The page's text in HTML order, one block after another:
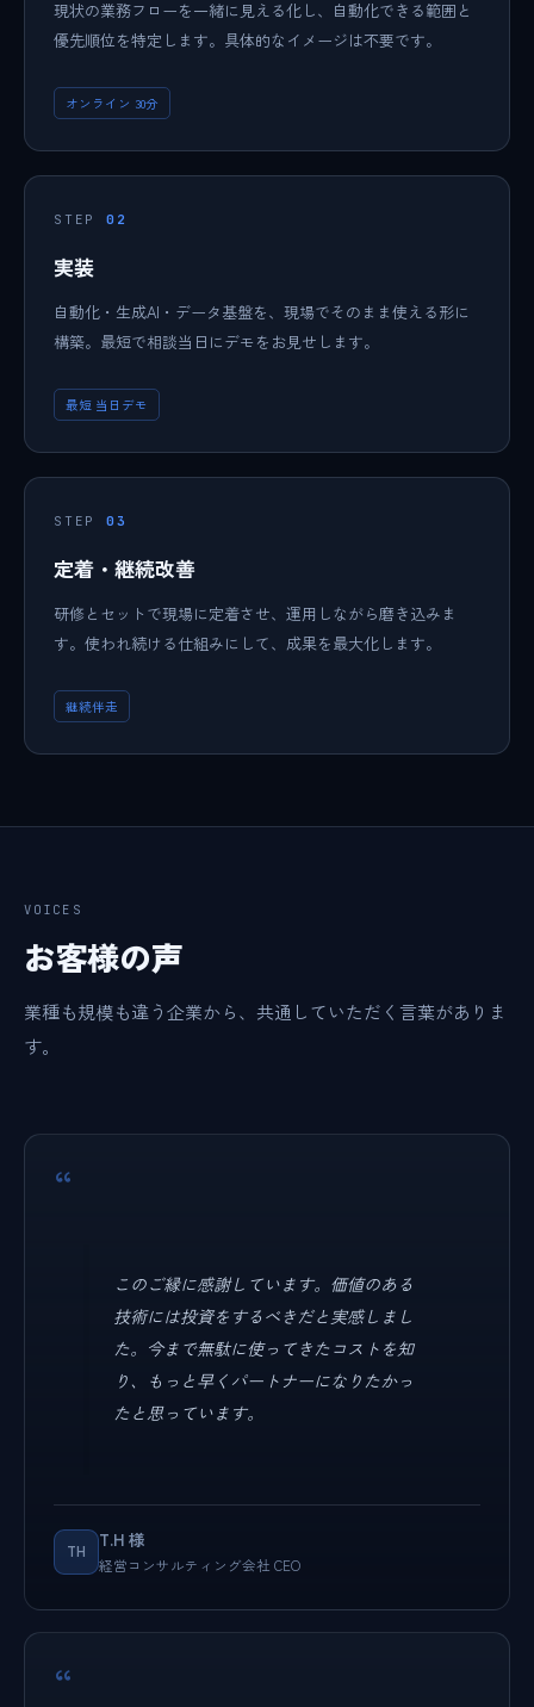
現状の業務フローを一緒に見える化し、自動化できる範囲と
優先順位を特定します。具体的なイメージは不要です。
オンライン 30分
STEP 02
実装
自動化・生成AI・データ基盤を、現場でそのまま使える形に
構築。最短で相談当日にデモをお見せします。
最短 当日デモ
STEP 03
定着・継続改善
研修とセットで現場に定着させ、運用しながら磨き込みま
す。使われ続ける仕組みにして、成果を最大化します。
継続伴走
VOICES
お客様の声
業種も規模も違う企業から、共通していただく言葉がありま
す。
“
このご縁に感謝しています。価値のある
技術には投資をするべきだと実感しまし
た。今まで無駄に使ってきたコストを知
り、もっと早くパートナーになりたかっ
たと思っています。
TH T.H 様
経営コンサルティング会社 CEO
“